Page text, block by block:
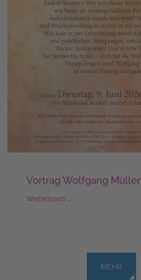
Vortrag Wolfgang Müller
Weiterlesen …
MEHR